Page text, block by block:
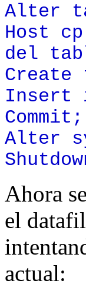
Alter
Host
del
Create
Insert
Commit;
Alter
Ahora
el
actual: